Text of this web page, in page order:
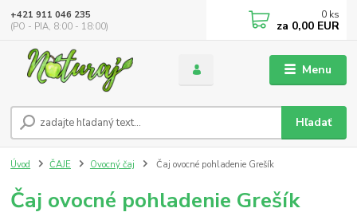
Menu
Hľadať
+421 911 046 235
(PO - PIA, 8:00 - 18:00)
0 ks
za 0,00 EUR
Úvod ČAJE Ovocný čaj Čaj ovocné pohladenie Grešík
Čaj ovocné pohladenie Grešík